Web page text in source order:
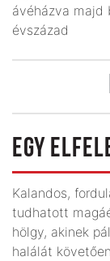
ávéházva majd
évszázad
EGY
Kalandos,
tudhatott
hölgy, akinek
halálát